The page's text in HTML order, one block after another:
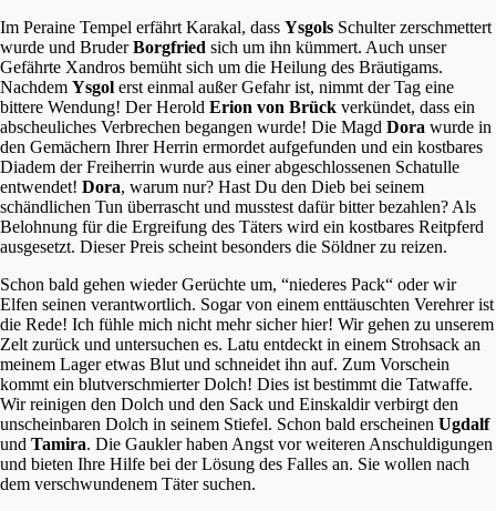
Im Peraine Tempel erfährt Karakal, dass Ysgols Schulter zerschmettert
wurde und BruderBorgfried sich um ihn kümmert. Auch unser
Gefährte Xandros bemüht sich um die Heilung des Bräutigams.
Nachdem Ysgol erst einmal außer Gefahr ist, nimmt der Tag eine
bittere Wendung! Der Herold Erion von Brück verkündet, dass ein
abscheuliches Verbrechen begangen wurde! Die Magd Dora wurde in
den Gemächern Ihrer Herrin ermordet aufgefunden und ein kostbares
Diadem der Freiherrin wurde aus einer abgeschlossenen Schatulle
entwendet! Dora, warum nur? Hast Du den Dieb bei seinem
schändlichen Tun überrascht und musstest dafür bitter bezahlen? Als
Belohnung für die Ergreifung des Täters wird ein kostbares Reitpferd
ausgesetzt. Dieser Preis scheint besonders die Söldner zu reizen.
Schon bald gehen wieder Gerüchte um, “niederes Pack“ oder wir
Elfen seinen verantwortlich. Sogar von einem enttäuschten Verehrer ist
die Rede! Ich fühle mich nicht mehr sicher hier! Wir gehen zu unserem
Zelt zurück und untersuchen es. Latu entdeckt in einem Strohsack an
meinem Lager etwas Blut und schneidet ihn auf. Zum Vorschein
kommt ein blutverschmierter Dolch! Dies ist bestimmt die Tatwaffe.
Wir reinigen den Dolch und den Sack und Einskaldir verbirgt den
unscheinbaren Dolch in seinem Stiefel. Schon bald erscheinen Ugdalf
und Tamira. Die Gaukler haben Angst vor weiteren Anschuldigungen
und bieten Ihre Hilfe bei der Lösung des Falles an. Sie wollen nach
dem verschwundenem Täter suchen.